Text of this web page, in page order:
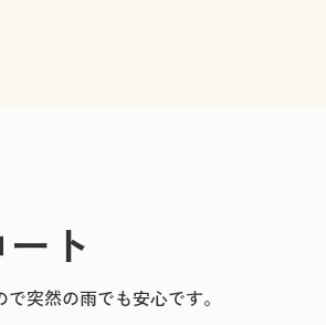
ト
突然の雨でも安心です。